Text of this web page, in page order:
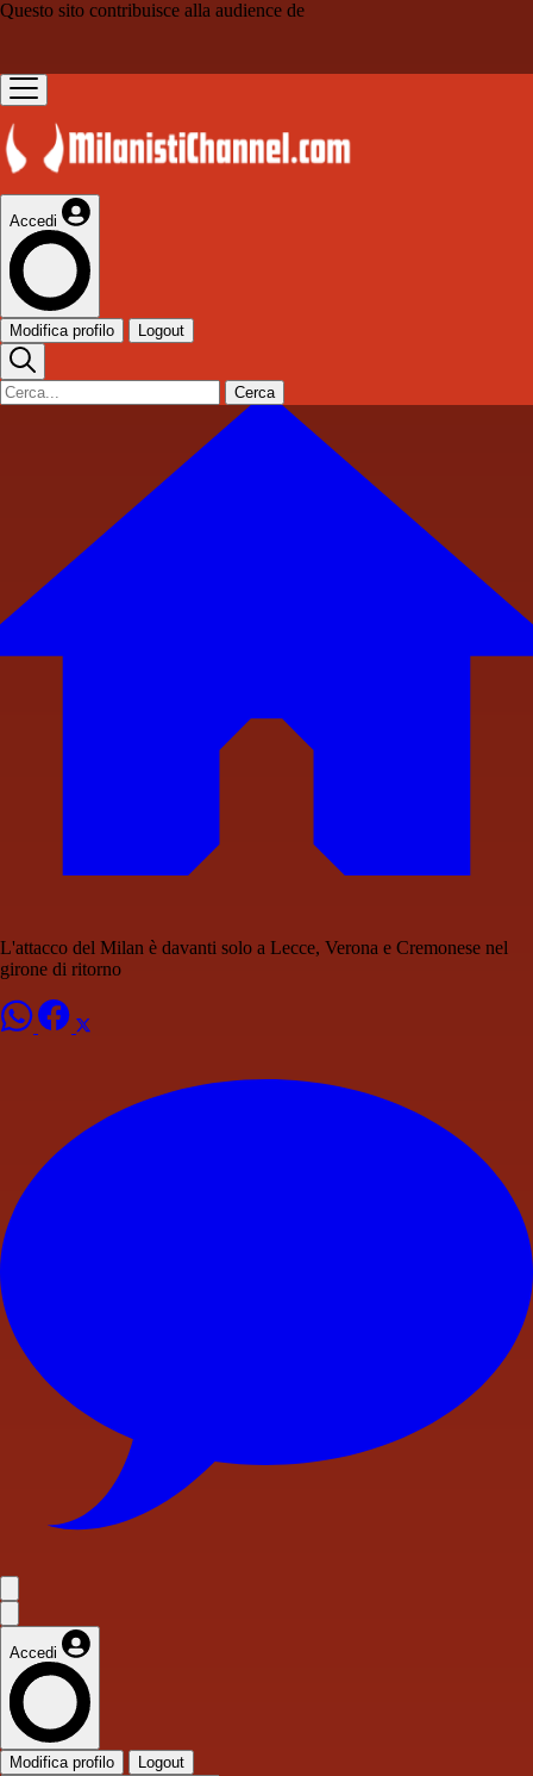
Questo sito contribuisce alla audience de
Accedi
Modifica profilo Logout
Cerca
L'attacco del Milan è davanti solo a Lecce, Verona e Cremonese nel
girone di ritorno
Accedi
Modifica profilo Logout